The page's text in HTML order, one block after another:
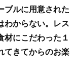
ブルに用意された
わからない。レス
材にこだわった１
てきてからのお楽